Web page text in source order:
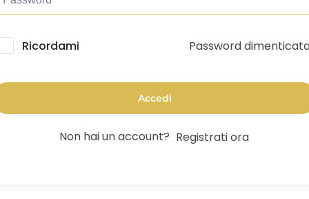
Ricordami Password
Accedi
Non hai un account? Registrati ora